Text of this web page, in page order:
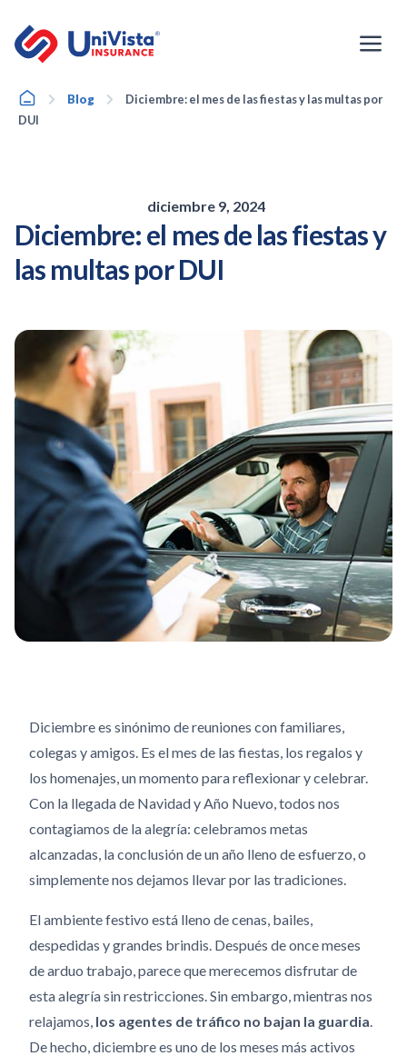
contenido
HomeBlog
Diciembre: el mes de las fiestas y las multas por
DUI
diciembre 9, 2024
Diciembre: el mes de las fiestas y
las multas por DUI
Diciembre es sinónimo de reuniones con familiares,
colegas y amigos. Es el mes de las fiestas, los regalos y
los homenajes, un momento para reflexionar y celebrar.
Con la llegada de Navidad y Año Nuevo, todos nos
contagiamos de la alegría: celebramos metas
alcanzadas, la conclusión de un año lleno de esfuerzo, o
simplemente nos dejamos llevar por las tradiciones.
El ambiente festivo está lleno de cenas, bailes,
despedidas y grandes brindis. Después de once meses
de arduo trabajo, parece que merecemos disfrutar de
esta alegría sin restricciones. Sin embargo, mientras nos
relajamos, los agentes de tráfico no bajan la guardia.
De hecho, diciembre es uno de los meses más activos